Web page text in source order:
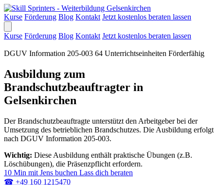
Kurse Förderung Blog Kontakt Jetzt kostenlos beraten lassen
Kurse Förderung Blog Kontakt Jetzt kostenlos beraten lassen
DGUV Information 205-003 64 Unterrichtseinheiten Förderfähig
Ausbildung zum
Brandschutzbeauftragter in
Gelsenkirchen
Der Brandschutzbeauftragte unterstützt den Arbeitgeber bei der
Umsetzung des betrieblichen Brandschutzes. Die Ausbildung erfolgt
nach DGUV Information 205-003.
Wichtig: Diese Ausbildung enthält praktische Übungen (z.B.
Löschübungen), die Präsenzpflicht erfordern.
10 Min mit Jens buchen Lass dich beraten
☎ +49 160 1215470